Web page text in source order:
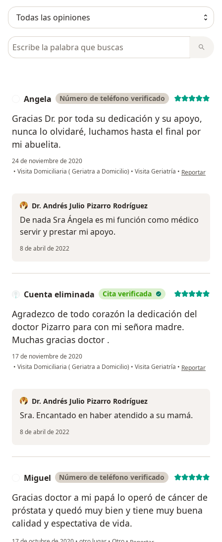
Busca en opiniones
Angela Número de teléfono verificado
Gracias Dr. por toda su dedicación y su apoyo,
nunca lo olvidaré, luchamos hasta el final por
mi abuelita.
24 de noviembre de 2020
• Visita Domiciliaria ( Geriatra a Domicilio) • Visita Geriatría • en opinión
Reportar
Dr. Andrés Julio Pizarro Rodríguez
De nada Sra Ángela es mi función como médico
servir y prestar mi apoyo.
8 de abril de 2022
Cuenta eliminada Cita verificada
Agradezco de todo corazón la dedicación del
doctor Pizarro para con mi señora madre.
Muchas gracias doctor .
17 de noviembre de 2020
• Visita Domiciliaria ( Geriatra a Domicilio) • Visita Geriatría • en opinión
Reportar
Dr. Andrés Julio Pizarro Rodríguez
Sra. Encantado en haber atendido a su mamá.
8 de abril de 2022
Miguel Número de teléfono verificado
Gracias doctor a mi papá lo operó de cáncer de
próstata y quedó muy bien y tiene muy buena
calidad y espectativa de vida.
en opinión del usuario Miguel